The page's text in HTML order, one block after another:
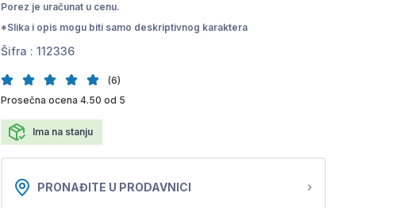
Porez je uračunat u cenu.
*Slika i opis mogu biti samo deskriptivnog karaktera
Šifra : 112336
(6)
Prosečna ocena 4.50 od 5
Ima na stanju
PRONAĐITE U PRODAVNICI